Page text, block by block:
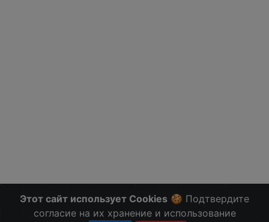
Этот сайт использует Cookies 🍪 Подтвердите
согласие на их хранение и использование